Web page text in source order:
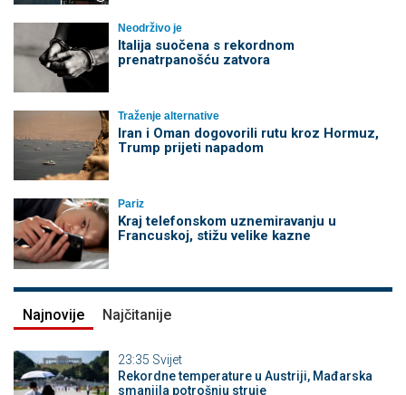
Neodrživo je
Italija suočena s rekordnom
prenatrpanošću zatvora
Traženje alternative
Iran i Oman dogovorili rutu kroz Hormuz,
Trump prijeti napadom
Pariz
Kraj telefonskom uznemiravanju u
Francuskoj, stižu velike kazne
Najnovije Najčitanije
23:35 Svijet
Rekordne temperature u Austriji, Mađarska
smanjila potrošnju struje